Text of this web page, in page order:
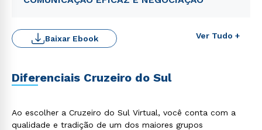
Ver Tudo +
Baixar Ebook
Diferenciais Cruzeiro do Sul
Ao escolher a Cruzeiro do Sul Virtual, você conta com a
qualidade e tradição de um dos maiores grupos